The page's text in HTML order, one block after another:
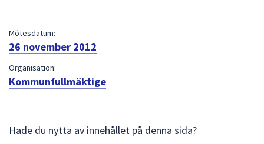
Mötesdatum:
26 november 2012
Organisation:
Kommunfullmäktige
ä
Hade du nytta av innehållet på denna sida?